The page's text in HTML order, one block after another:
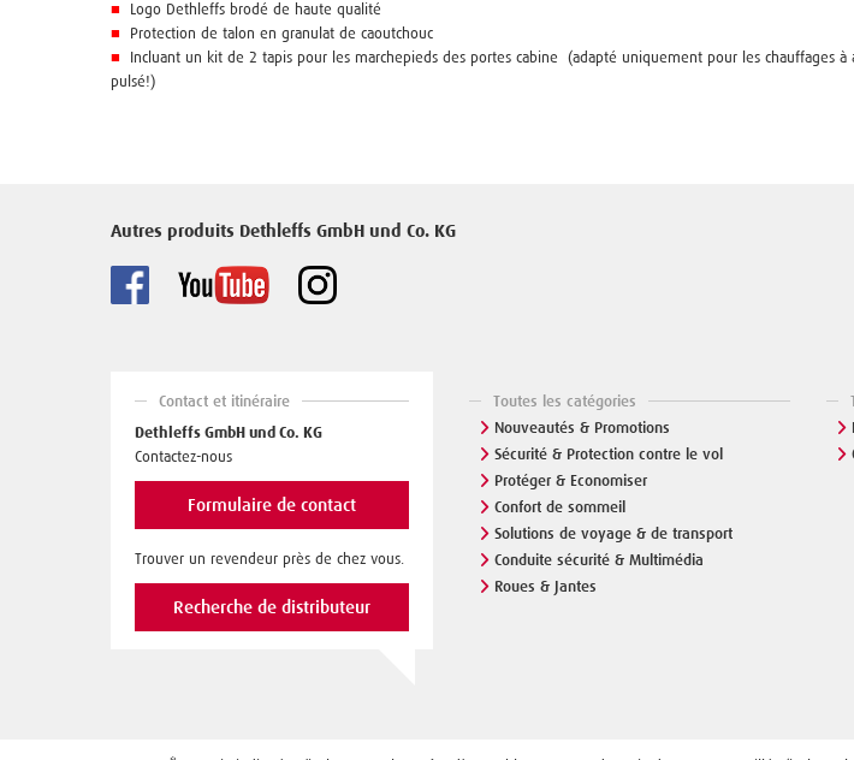
■ Logo Dethleffs brodé de haute qualité
■ Protection de talon en granulat de caoutchouc
■ Incluant un kit de 2 tapis pour les marchepieds des portes cabine (adapté uniquement pour les chauffages à
pulsé!)
Autres produits Dethleffs GmbH und Co. KG
Contact et itinéraire
Dethleffs GmbH und Co. KG
Contactez-nous
Formulaire de contact
Trouver un revendeur près de chez vous.
Recherche de distributeur
Toutes les catégories
Nouveautés & Promotions
Sécurité & Protection contre le vol
Protéger & Economiser
Confort de sommeil
Solutions de voyage & de transport
Conduite sécurité & Multimédia
Roues & Jantes